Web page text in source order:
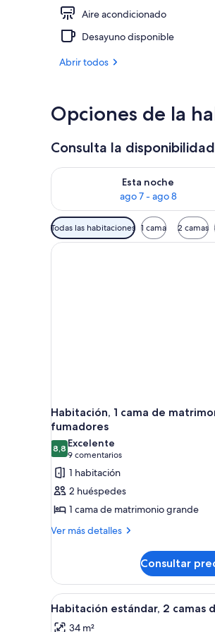
Aire acondicionado
Desayuno disponible
Abrir todos
Opciones de la
Consulta la
Esta noche
ago 7 - ago 8
Consulta la disponibilidad para
Filtros
disponibles
para
Todas las habitaciones 1 cama 2 camas
Habitación, 1 cama de
fumadores
8,88,8 de 10
Excelente
9 comentarios
(9 comentarios)
1 habitación
2 huéspedes
1 cama de matrimonio grande
Ver más detalles
Más
1
cama
de
Consultar
Abrir
todas
29
Habitación estándar, 2 camas
34 m²